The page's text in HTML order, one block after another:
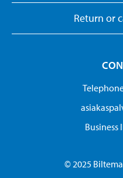
Return or
Business
© 2025